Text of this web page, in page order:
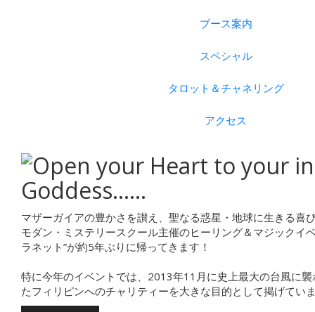
ブース案内
スペシャル
タロット＆チャネリング
アクセス
マザーガイアの豊かさを讃え、聖なる惑星・地球に生きる喜
モダン・ミステリースクール主催のヒーリング＆マジックイ
ラネット”が約5年ぶりに帰ってきます！
特に今年のイベントでは、2013年11月に史上最大の台風に
たフィリピンへのチャリティーを大きな目的として掲げてい